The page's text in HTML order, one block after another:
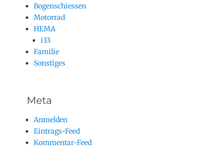
Bogenschiessen
Motorrad
HEMA
i33
Familie
Sonstiges
Meta
Anmelden
Eintrags-Feed
Kommentar-Feed